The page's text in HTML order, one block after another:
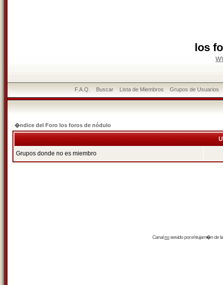
los
F.A.Q. Buscar Lista de Miembros Grupos de Usuarios
�ndice del Foro los foros de nódulo
Grupos donde no es miembro
Canalrssservido por eltrujam�nde